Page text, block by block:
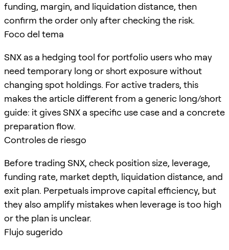
funding, margin, and liquidation distance, then
confirm the order only after checking the risk.
Foco del tema
SNX as a hedging tool for portfolio users who may
need temporary long or short exposure without
changing spot holdings. For active traders, this
makes the article different from a generic long/short
guide: it gives SNX a specific use case and a concrete
preparation flow.
Controles de riesgo
Before trading SNX, check position size, leverage,
funding rate, market depth, liquidation distance, and
exit plan. Perpetuals improve capital efficiency, but
they also amplify mistakes when leverage is too high
or the plan is unclear.
Flujo sugerido